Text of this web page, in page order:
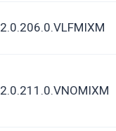
2.0.206.0.VLFMIXM
2.0.211.0.VNOMIXM